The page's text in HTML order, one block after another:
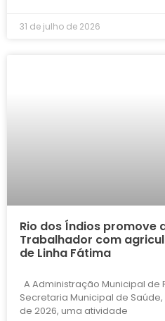
31 de julho de 2026
Rio dos Índios promove
Trabalhador com
de Linha Fátima
A Administração Municipal de
Secretaria Municipal de
de 2026, uma atividade